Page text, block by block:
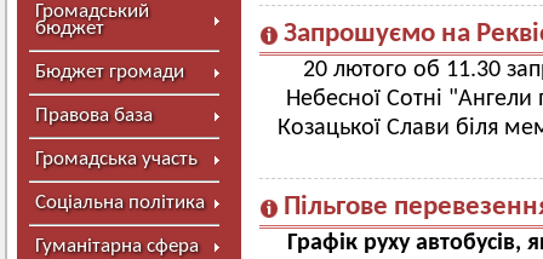
Громадський
бюджет
Бюджет громади
Правова база
Громадська участь
Соціальна політика
Гуманітарна сфера
Запрошуємо на
20 лютого об 11.30
Небесної Сотні "Ангели
Козацької Слави біля
Пільгове
Графік руху автобусів,